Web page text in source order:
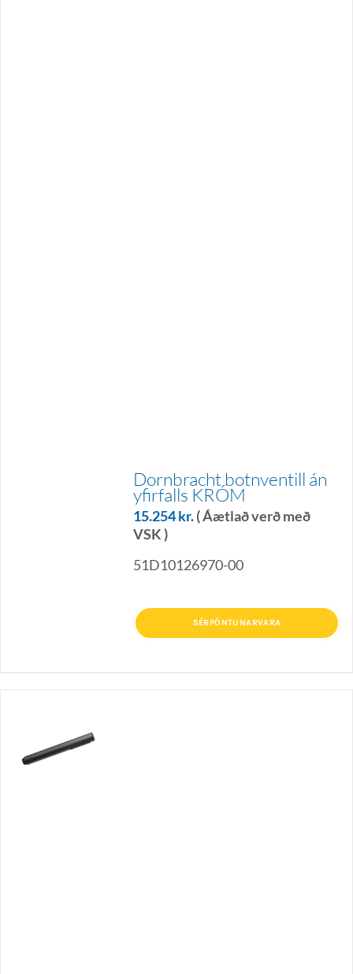
Dornbracht botnventill án
yfirfalls KRÓM
15.254kr.( Áætlað verð með
VSK )
51D10126970-00
SÉRPÖNTUNARVARA